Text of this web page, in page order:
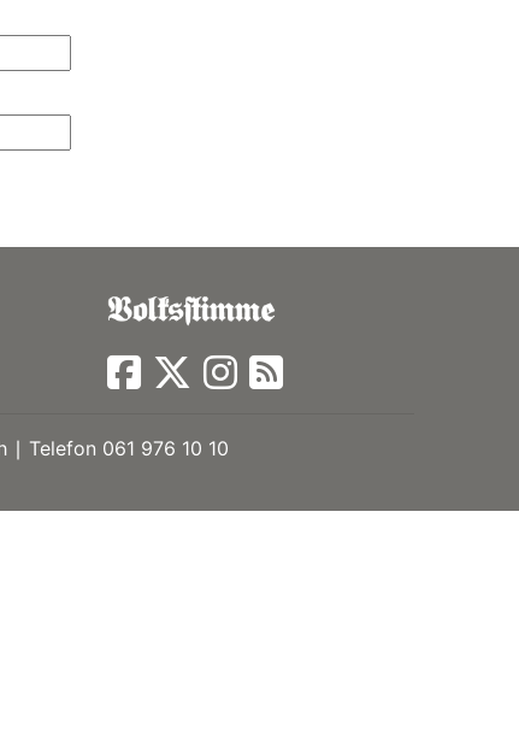
∣ Telefon 061 976 10 10